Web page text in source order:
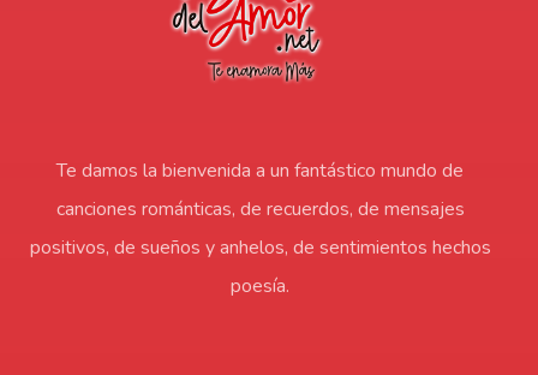
Te damos la bienvenida a un fantástico mundo de
canciones románticas, de recuerdos, de mensajes
positivos, de sueños y anhelos, de sentimientos hechos
poesía.